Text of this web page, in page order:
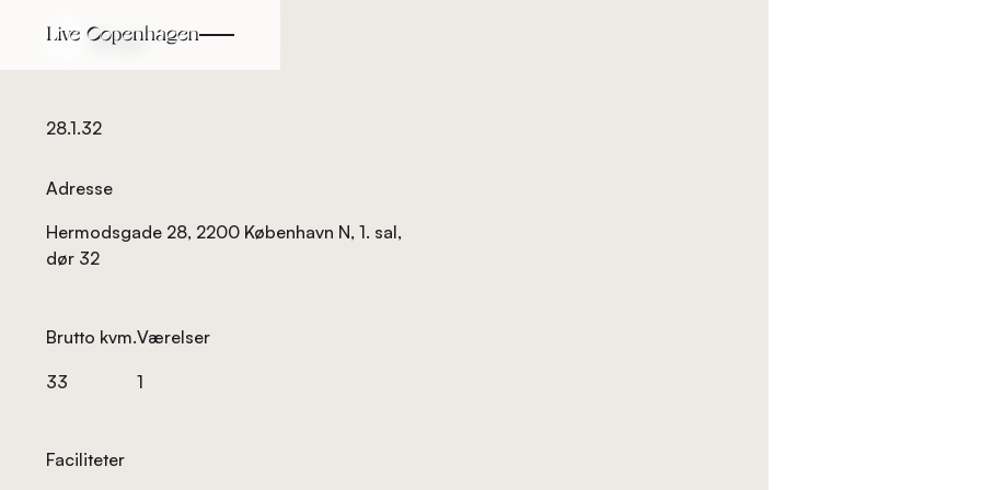
Tilbage
28.1.32
Adresse
Hermodsgade 28, 2200 København N, 1. sal,
dør 32
Brutto kvm.
33
Værelser
1
Faciliteter